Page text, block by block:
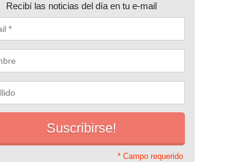
Recibí las noticias del día en tu e-mail
* Campo requerido